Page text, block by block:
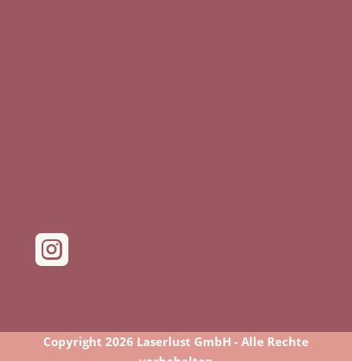

Copyright 2026 Laserlust GmbH - Alle Rechte